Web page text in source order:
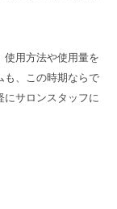
使用方法や使用量を
も、この時期ならで
にサロンスタッフに